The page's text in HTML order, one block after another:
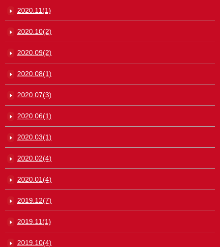
2020.11(1)
2020.10(2)
2020.09(2)
2020.08(1)
2020.07(3)
2020.06(1)
2020.03(1)
2020.02(4)
2020.01(4)
2019.12(7)
2019.11(1)
2019.10(4)